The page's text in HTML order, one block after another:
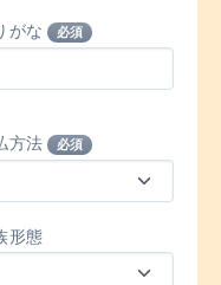
がな 必須
方法 必須
形態